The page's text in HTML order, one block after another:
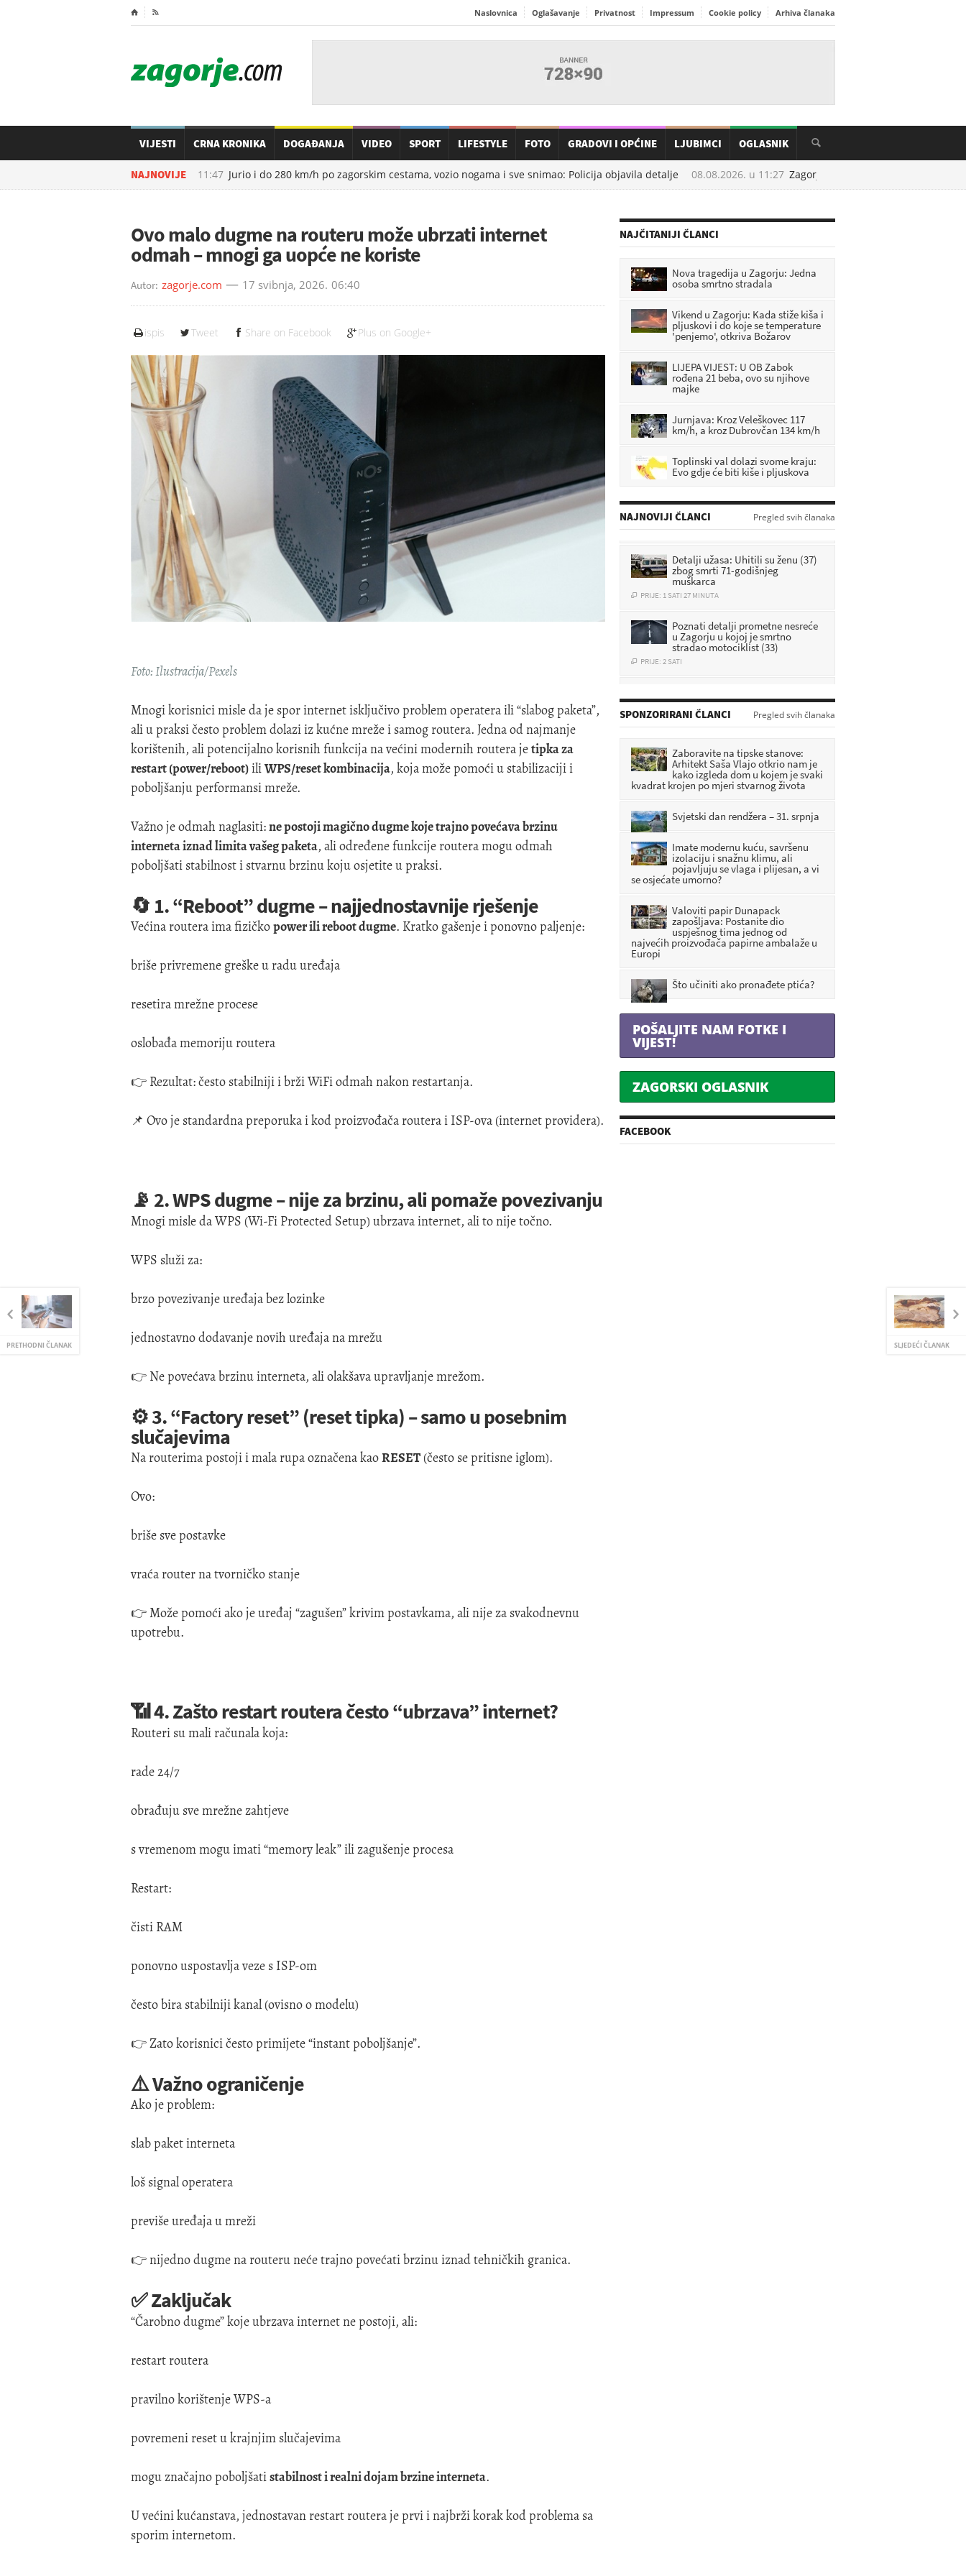
⌂  Naslovnica Oglašavanje Privatnost Impressum Cookie policy Arhiva članaka
VIJESTI CRNA KRONIKA DOGAĐANJA VIDEO SPORT LIFESTYLE FOTO GRADOVI I OPĆINE LJUBIMCI OGLASNIK
NAJNOVIJE
08.08.2026. u11:47 Jurio i do 280 km/h po zagorskim cestama, vozio nogama i sve snimao: Policija objavila detalje 08.08.2026. u 11:27 Zagorje tuguje: Poginuo mladi
PRETHODNI ČLANAK SLJEDEĆI ČLANAK
Ovo malo dugme na routeru može ubrzati internet
odmah – mnogi ga uopće ne koriste
Autor: zagorje.com 17 svibnja, 2026. 06:40
ispis Tweet Share on Facebook Plus on Google+
Foto: Ilustracija/Pexels
Mnogi korisnici misle da je spor internet isključivo problem operatera ili “slabog paketa”,
ali u praksi često problem dolazi iz kućne mreže i samog routera. Jedna od najmanje
korištenih, ali potencijalno korisnih funkcija na većini modernih routera jetipka za
restart (power/reboot)iliWPS/reset kombinacija, koja može pomoći u stabilizaciji i
poboljšanju performansi mreže.
Važno je odmah naglasiti:ne postoji magično dugme koje trajno povećava brzinu
interneta iznad limita vašeg paketa, ali određene funkcije routera mogu odmah
poboljšati stabilnost i stvarnu brzinu koju osjetite u praksi.
🔄 1. “Reboot” dugme – najjednostavnije rješenje
Većina routera ima fizičkopower ili reboot dugme. Kratko gašenje i ponovno paljenje:
briše privremene greške u radu uređaja
resetira mrežne procese
oslobađa memoriju routera
👉 Rezultat: često stabilniji i brži WiFi odmah nakon restartanja.
📌 Ovo je standardna preporuka i kod proizvođača routera i ISP-ova (internet providera).
📡 2. WPS dugme – nije za brzinu, ali pomaže povezivanju
Mnogi misle da WPS (Wi-Fi Protected Setup) ubrzava internet, ali to nije točno.
WPS služi za:
brzo povezivanje uređaja bez lozinke
jednostavno dodavanje novih uređaja na mrežu
👉 Ne povećava brzinu interneta, ali olakšava upravljanje mrežom.
⚙️ 3. “Factory reset” (reset tipka) – samo u posebnim
slučajevima
Na routerima postoji i mala rupa označena kaoRESET (često se pritisne iglom).
Ovo:
briše sve postavke
vraća router na tvorničko stanje
👉 Može pomoći ako je uređaj “zagušen” krivim postavkama, ali nije za svakodnevnu
upotrebu.
📶 4. Zašto restart routera često “ubrzava” internet?
Routeri su mali računala koja:
rade 24/7
obrađuju sve mrežne zahtjeve
s vremenom mogu imati “memory leak” ili zagušenje procesa
Restart:
čisti RAM
ponovno uspostavlja veze s ISP-om
često bira stabilniji kanal (ovisno o modelu)
👉 Zato korisnici često primijete “instant poboljšanje”.
⚠️ Važno ograničenje
Ako je problem:
slab paket interneta
loš signal operatera
previše uređaja u mreži
👉 nijedno dugme na routeru neće trajno povećati brzinu iznad tehničkih granica.
✅ Zaključak
“Čarobno dugme” koje ubrzava internet ne postoji, ali:
restart routera
pravilno korištenje WPS-a
povremeni reset u krajnjim slučajevima
mogu značajno poboljšatistabilnost i realni dojam brzine interneta.
U većini kućanstava, jednostavan restart routera je prvi i najbrži korak kod problema sa
sporim internetom.
NAJČITANIJI ČLANCI
Nova tragedija u Zagorju: Jedna
osoba smrtno stradala
Vikend u Zagorju: Kada stiže kiša i
pljuskovi i do koje se temperature
'penjemo', otkriva Božarov
LIJEPA VIJEST: U OB Zabok
rođena 21 beba, ovo su njihove
majke
Jurnjava: Kroz Veleškovec 117
km/h, a kroz Dubrovčan 134 km/h
Toplinski val dolazi svome kraju:
Evo gdje će biti kiše i pljuskova
NAJNOVIJI ČLANCI Pregled svih članaka
zbog smrti 71-godišnjeg
muškarca
 PRIJE: 1 SATI 27 MINUTA
u Zagorju u kojoj je smrtno
stradao motociklist (33)
 PRIJE: 2 SATI
snimao: Policija objavila detalje
 PRIJE: 17 MINUTA
vatrogasac i automobilist
 PRIJE: 37 MINUTA
ima ozlijeđenih
 PRIJE: 1 SATI 1 MINUTA
SPONZORIRANI ČLANCI Pregled svih članaka
Zaboravite na tipske stanove:
Arhitekt Saša Vlajo otkrio nam je
kako izgleda dom u kojem je svaki
kvadrat krojen po mjeri stvarnog života
Svjetski dan rendžera – 31. srpnja
Imate modernu kuću, savršenu
izolaciju i snažnu klimu, ali
pojavljuju se vlaga i plijesan, a vi
se osjećate umorno?
Valoviti papir Dunapack
zapošljava: Postanite dio
uspješnog tima jednog od
najvećih proizvođača papirne ambalaže u
Europi
Što učiniti ako pronađete ptića?
POŠALJITE NAM FOTKE I
VIJEST!
ZAGORSKI OGLASNIK
FACEBOOK